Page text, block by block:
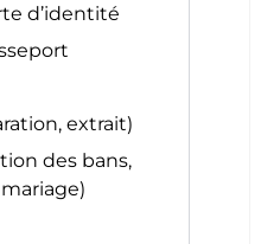
d’identité
extrait)
des bans,